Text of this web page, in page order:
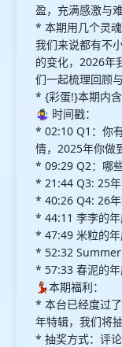
盈，充满感激与难
* 本期用几个灵
我们来说都有不
的变化，2026年
们一起梳理回顾
* {彩蛋!}本期内
🤹‍♀️ 时间戳：
* 02:10 Q1：你
情，2025年你做
* 09:29 Q2：哪
* 21:44 Q3: 25
* 40:26 Q4: 26年
* 44:11 李李的
* 47:49 米粒的
* 52:32
* 57:33 春泥的
💃🏽本期福利：
* 本台已经度过
年特辑，我们将
* 抽奖方式：评